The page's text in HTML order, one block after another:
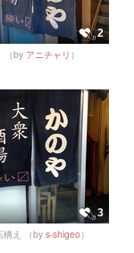
2
（by アニチャリ ）
3
構え （by s-shigeo）